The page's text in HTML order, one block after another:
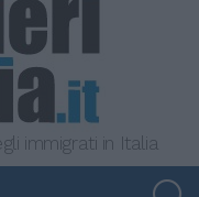
immigrati in Italia